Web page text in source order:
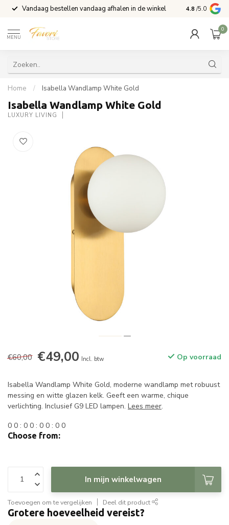
Vandaag bestellen vandaag afhalen in de winkel Voor 15:00
4.8 /5.0
MENU
0
Home / Isabella Wandlamp White Gold
Isabella Wandlamp White Gold
LUXURY LIVING
€60,00 €49,00 Incl. btw Op voorraad
Isabella Wandlamp White Gold, moderne wandlamp met robuust
messing en witte glazen kelk. Geeft een warme, chique
verlichting. Inclusief G9 LED lampen. Lees meer.
0 0 : 0 0 : 0 0 : 0 0
Choose from:
In mijn winkelwagen
Toevoegen om te vergelijken Deel dit product
Grotere hoeveelheid vereist?